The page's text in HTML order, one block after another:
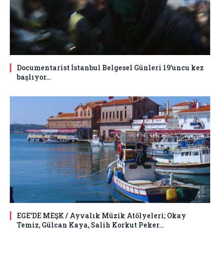
Documentarist İstanbul Belgesel Günleri 19’uncu kez
başlıyor…
EGE’DE MEŞK / Ayvalık Müzik Atölyeleri; Okay
Temiz, Gülcan Kaya, Salih Korkut Peker…